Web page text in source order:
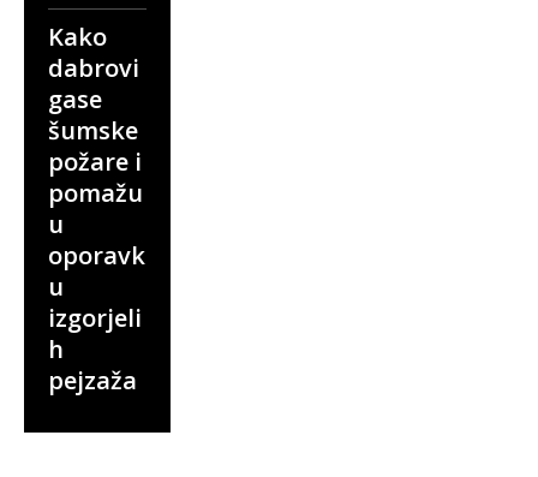
Kako
dabrovi
gase
šumske
požare i
pomažu
u
oporavk
u
izgorjeli
h
pejzaža